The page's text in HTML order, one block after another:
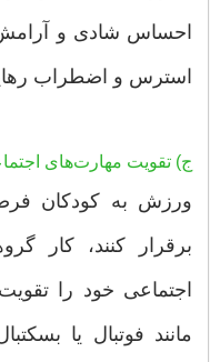
احساس شادی و آرامش
استرس و اضطراب
ج) تقویت مهارت‌های
ورزش به کودکان
برقرار کنند، کار
اجتماعی خود را
مانند فوتبال یا